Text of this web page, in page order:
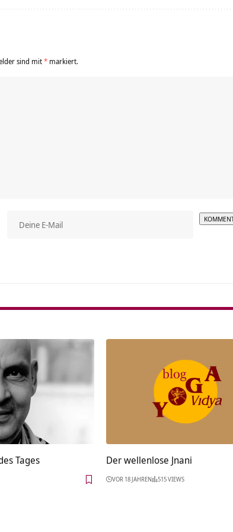
sind mit* markiert.
Tages Der wellenlose Jnani
VOR 18 JAHREN 515 VIEWS